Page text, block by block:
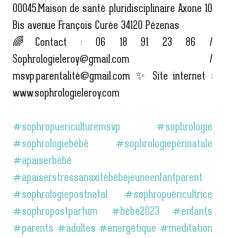
00045.Maison de santé pluridisciplinaire Axone 10
Bis avenue François Curée 34120 Pézenas
🌈Contact : 06 18 91 23 86 /
Sophrologieleroy@gmail.com /
msvp.parentalité@gmail.com ✨ Site internet :
www.sophrologieleroy.com
#sophropuericulturemsvp
#sophrologie
#sophrologiebébé
#sophrologiepérinatale
#apaiserbébé
#apaiserstressanaxitébébéjeuneenfantparent
#sophrologiepostnatal
#sophropuéricultrice
#sophropostpartum
#bébé2023
#enfants
#parents #adultes #energétique #meditation